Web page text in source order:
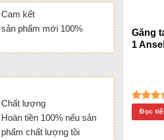
Cam kết
sản phẩm mới 100%
Chất lượng
Hoàn tiền 100% nếu sản
phẩm chất lượng tồi
Găng
1
Được
hạng
Đọc